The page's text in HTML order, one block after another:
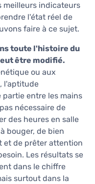
meilleurs indicateurs
l'état réel de
faire à ce sujet.
toute l'histoire du
être modifié.
ou aux
l'aptitude
entre les mains
nécessaire de
des heures en salle
bouger, de bien
et de prêter attention
Les résultats se
dans le chiffre
surtout dans la